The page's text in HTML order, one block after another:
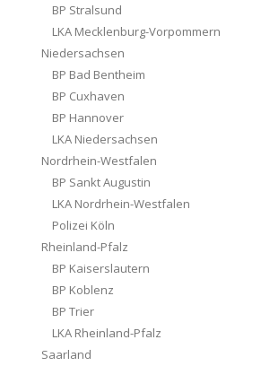
BP Stralsund
LKA Mecklenburg-Vorpommern
Niedersachsen
BP Bad Bentheim
BP Cuxhaven
BP Hannover
LKA Niedersachsen
Nordrhein-Westfalen
BP Sankt Augustin
LKA Nordrhein-Westfalen
Polizei Köln
Rheinland-Pfalz
BP Kaiserslautern
BP Koblenz
BP Trier
LKA Rheinland-Pfalz
Saarland